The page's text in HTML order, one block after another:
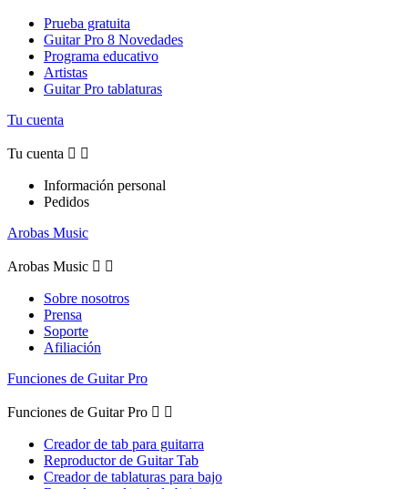
Prueba gratuita
Guitar Pro 8 Novedades
Programa educativo
Artistas
Guitar Pro tablaturas
Tu cuenta
Tu cuenta  
Información personal
Pedidos
Arobas Music
Arobas Music  
Sobre nosotros
Prensa
Soporte
Afiliación
Funciones de Guitar Pro
Funciones de Guitar Pro  
Creador de tab para guitarra
Reproductor de Guitar Tab
Creador de tablaturas para bajo